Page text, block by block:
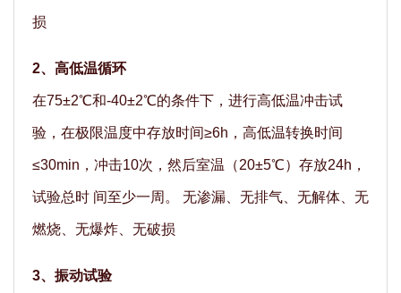
损
2、高低温循环
在75±2℃和-40±2℃的条件下，进行高低温冲击试
验，在极限温度中存放时间≥6h，高低温转换时间
≤30min，冲击10次，然后室温（20±5℃）存放24h，
试验总时 间至少一周。 无渗漏、无排气、无解体、无
燃烧、无爆炸、无破损
3、振动试验